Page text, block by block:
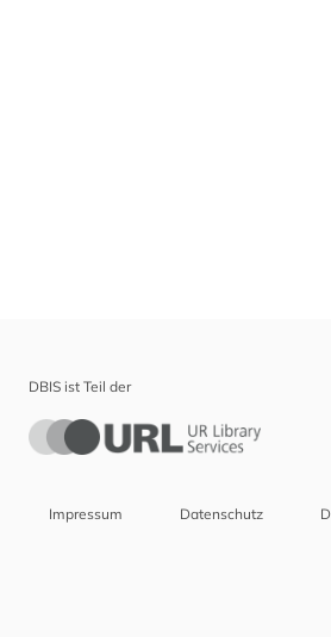
DBIS ist Teil der
Impressum Datenschutz